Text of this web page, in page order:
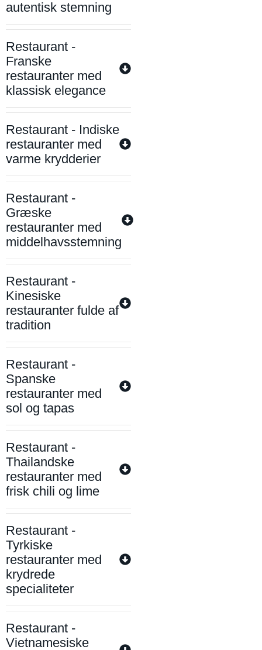
autentisk stemning
Restaurant -
Franske
restauranter med
klassisk elegance
Restaurant - Indiske
restauranter med
varme krydderier
Restaurant -
Græske
restauranter med
middelhavsstemning
Restaurant -
Kinesiske
restauranter fulde af
tradition
Restaurant -
Spanske
restauranter med
sol og tapas
Restaurant -
Thailandske
restauranter med
frisk chili og lime
Restaurant -
Tyrkiske
restauranter med
krydrede
specialiteter
Restaurant -
Vietnamesiske